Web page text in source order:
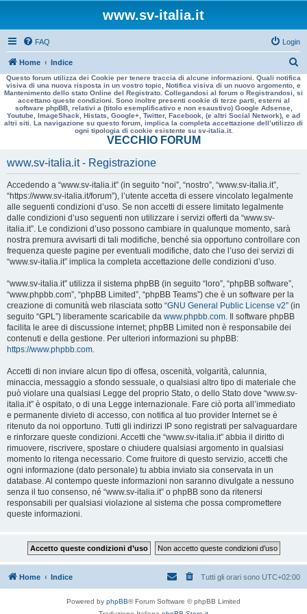
www.sv-italia.it
FAQ Login
Home Indice
e
r
a
Questo forum utilizza dei Cookie per tenere traccia di alcune informazioni. Quali notifica
visiva di una nuova risposta in un vostro topic, Notifica visiva di un nuovo argomento, e
Mantenimento dello stato Online del Registrato. Collegandosi al forum o Registrandosi, si
accettano queste condizioni. Sono inoltre presenti cookie di terze parti, esterni al
software phpBB, relativi a (titolo esemplificativo e non esaustivo) Google Adsense,
Youtube, ImageShack, Histats, Google+, Twitter, Facebook, (e altri Social Network), e ad
altri siti. La navigazione su questo forum, implica la completa accettazione dell’utilizzo di
ogni tipologia di cookie esistente su sv-italia.it.
VECCHIO FORUM
www.sv-italia.it - Registrazione
Accedendo a “www.sv-italia.it” (in seguito “noi”, “nostro”, “www.sv-italia.it”,
“https://www.sv-italia.it/forum”), l’utente accetta di essere vincolato legalmente
alle seguenti condizioni d’uso. Se non accetti di essere limitato legalmente
dalle condizioni d’uso seguenti non utilizzare i servizi offerti da “www.sv-
italia.it”. Le condizioni d’uso possono cambiare in qualunque momento, sarà
nostra premura avvisarti di tali modifiche, benché sia opportuno controllare con
frequenza queste pagine per eventuali modifiche, dato che l’uso dei servizi di
“www.sv-italia.it” implica la completa accettazione delle condizioni d’uso.
“www.sv-italia.it” utilizza il sistema phpBB (in seguito “loro”, “phpBB software”,
“www.phpbb.com”, “phpBB Limited”, “phpBB Teams”) che è un software per la
creazione di comunità web rilasciata sotto “GNU General Public License v2” (in
seguito “GPL”) liberamente scaricabile da www.phpbb.com. Il software phpBB
facilita le aree di discussione internet; phpBB Limited non è responsabile dei
contenuti e della gestione. Per ulteriori informazioni su phpBB:
https://www.phpbb.com.
Accetti di non inviare alcun tipo di offesa, oscenità, volgarità, calunnia,
minaccia, messaggio a sfondo sessuale, o qualsiasi altro tipo di materiale che
può violare una qualsiasi Legge del proprio Stato, o dello Stato dove “www.sv-
italia.it” è ospitato, o di una Legge internazionale. Fare ciò porta all’immediato
e permanente divieto di accesso, con notifica al tuo provider Internet se è
ritenuto da noi opportuno. Tutti gli indirizzi IP sono registrati per salvaguardare
e rinforzare queste condizioni. Accetti che “www.sv-italia.it” abbia il diritto di
rimuovere, riscrivere, spostare o chiudere qualsiasi argomento in qualsiasi
momento lo ritenga necessario. Come fruitore di questo servizio, accetti che
ogni informazione (dato personale) tu abbia inviato sia conservata in un
database. Al contempo queste informazioni non saranno divulgate a nessuno
senza il tuo consenso, né “www.sv-italia.it” o phpBB sono da ritenersi
responsabili per qualsiasi violazione al sistema che possa compromettere
queste informazioni.
Home Indice Tutti gli orari sono UTC+02:00
Powered by phpBB® Forum Software © phpBB Limited